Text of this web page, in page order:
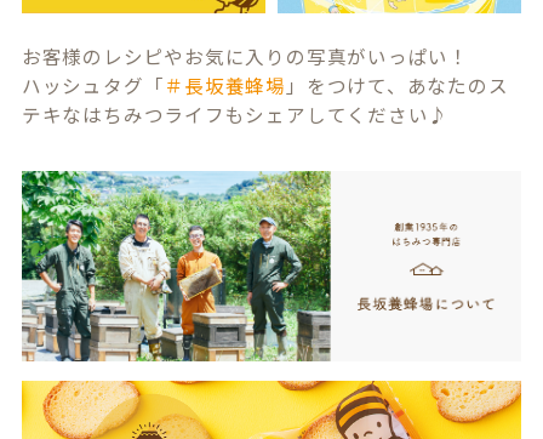
お客様のレシピやお気に入りの写真がいっぱい！
ハッシュタグ「＃長坂養蜂場 」をつけて、あなたのス
テキなはちみつライフもシェアしてください♪